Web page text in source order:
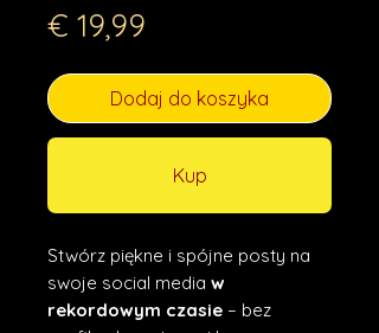
€ 19,99
Dodaj do koszyka
Kup
Stwórz piękne i spójne posty na
swoje social media w
rekordowym czasie – bez